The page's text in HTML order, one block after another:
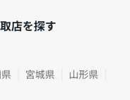
店を探す
宮城県
山形県